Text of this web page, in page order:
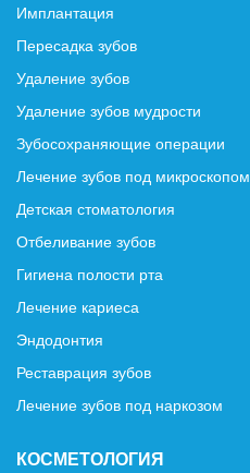
Имплантация
Пересадка зубов
Удаление зубов
Удаление зубов мудрости
Зубосохраняющие операции
Лечение зубов под микроскопом
Детская стоматология
Отбеливание зубов
Гигиена полости рта
Лечение кариеса
Эндодонтия
Реставрация зубов
Лечение зубов под наркозом
КОСМЕТОЛОГИЯ